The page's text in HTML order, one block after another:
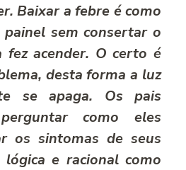
Baixar a febre é como
sem consertar o
fez acender. O certo é
desta forma a luz
se apaga. Os pais
como eles
os sintomas de seus
e racional como